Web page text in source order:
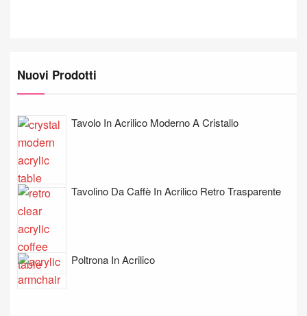
Nuovi Prodotti
Tavolo In Acrilico Moderno A Cristallo
Tavolino Da Caffè In Acrilico Retro Trasparente
Poltrona In Acrilico